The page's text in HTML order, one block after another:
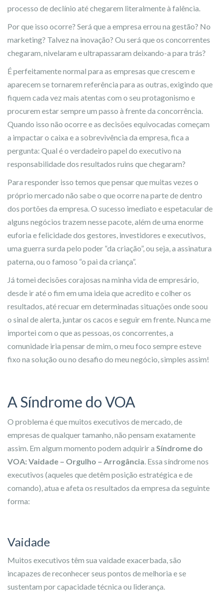
processo de declínio até chegarem literalmente à falência.
Por que isso ocorre? Será que a empresa errou na gestão? No
marketing? Talvez na inovação? Ou será que os concorrentes
chegaram, nivelaram e ultrapassaram deixando-a para trás?
É perfeitamente normal para as empresas que crescem e
aparecem se tornarem referência para as outras, exigindo que
fiquem cada vez mais atentas com o seu protagonismo e
procurem estar sempre um passo à frente da concorrência.
Quando isso não ocorre e as decisões equivocadas começam
a impactar o caixa e a sobrevivência da empresa, fica a
pergunta: Qual é o verdadeiro papel do executivo na
responsabilidade dos resultados ruins que chegaram?
Para responder isso temos que pensar que muitas vezes o
próprio mercado não sabe o que ocorre na parte de dentro
dos portões da empresa. O sucesso imediato e espetacular de
alguns negócios trazem nesse pacote, além de uma enorme
euforia e felicidade dos gestores, investidores e executivos,
uma guerra surda pelo poder “da criação”, ou seja, a assinatura
paterna, ou o famoso “o pai da criança”.
Já tomei decisões corajosas na minha vida de empresário,
desde ir até o fim em uma ideia que acredito e colher os
resultados, até recuar em determinadas situações onde soou
o sinal de alerta, juntar os cacos e seguir em frente. Nunca me
importei com o que as pessoas, os concorrentes, a
comunidade iria pensar de mim, o meu foco sempre esteve
fixo na solução ou no desafio do meu negócio, simples assim!
A Síndrome do VOA
O problema é que muitos executivos de mercado, de
empresas de qualquer tamanho, não pensam exatamente
assim. Em algum momento podem adquirir a Síndrome do
VOA: Vaidade – Orgulho – Arrogância . Essa síndrome nos
executivos (aqueles que detêm posição estratégica e de
comando), atua e afeta os resultados da empresa da seguinte
forma:
Vaidade
Muitos executivos têm sua vaidade exacerbada, são
incapazes de reconhecer seus pontos de melhoria e se
sustentam por capacidade técnica ou liderança.